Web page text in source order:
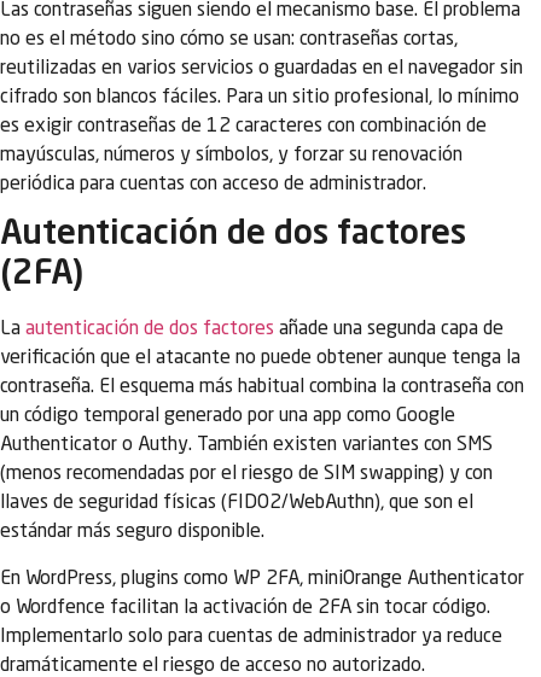
Las contraseñas siguen siendo el mecanismo base. El problema
no es el método sino cómo se usan: contraseñas cortas,
reutilizadas en varios servicios o guardadas en el navegador sin
cifrado son blancos fáciles. Para un sitio profesional, lo mínimo
es exigir contraseñas de 12 caracteres con combinación de
mayúsculas, números y símbolos, y forzar su renovación
periódica para cuentas con acceso de administrador.
Autenticación de dos factores
(2FA)
La autenticación de dos factores añade una segunda capa de
verificación que el atacante no puede obtener aunque tenga la
contraseña. El esquema más habitual combina la contraseña con
un código temporal generado por una app como Google
Authenticator o Authy. También existen variantes con SMS
(menos recomendadas por el riesgo de SIM swapping) y con
llaves de seguridad físicas (FIDO2/WebAuthn), que son el
estándar más seguro disponible.
En WordPress, plugins como WP 2FA, miniOrange Authenticator
o Wordfence facilitan la activación de 2FA sin tocar código.
Implementarlo solo para cuentas de administrador ya reduce
dramáticamente el riesgo de acceso no autorizado.